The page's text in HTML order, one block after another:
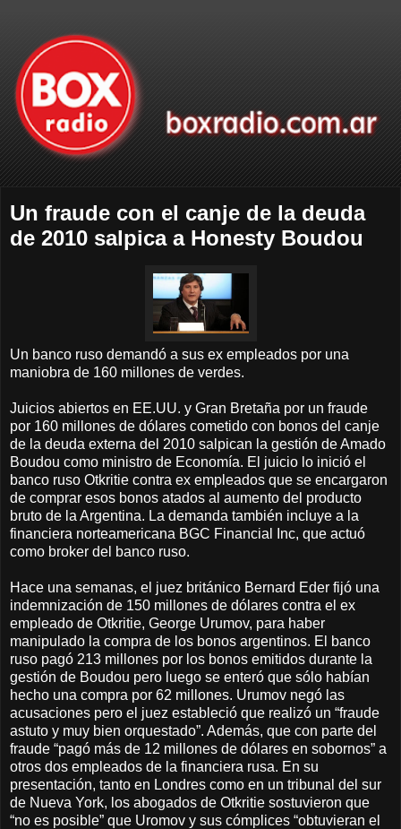
Un fraude con el canje de la deuda
de 2010 salpica a Honesty Boudou
Un banco ruso demandó a sus ex empleados por una
maniobra de 160 millones de verdes.
Juicios abiertos en EE.UU. y Gran Bretaña por un fraude
por 160 millones de dólares cometido con bonos del canje
de la deuda externa del 2010 salpican la gestión de Amado
Boudou como ministro de Economía. El juicio lo inició el
banco ruso Otkritie contra ex empleados que se encargaron
de comprar esos bonos atados al aumento del producto
bruto de la Argentina. La demanda también incluye a la
financiera norteamericana BGC Financial Inc, que actuó
como broker del banco ruso.
Hace una semanas, el juez británico Bernard Eder fijó una
indemnización de 150 millones de dólares contra el ex
empleado de Otkritie, George Urumov, para haber
manipulado la compra de los bonos argentinos. El banco
ruso pagó 213 millones por los bonos emitidos durante la
gestión de Boudou pero luego se enteró que sólo habían
hecho una compra por 62 millones. Urumov negó las
acusaciones pero el juez estableció que realizó un “fraude
astuto y muy bien orquestado”. Además, que con parte del
fraude “pagó más de 12 millones de dólares en sobornos” a
otros dos empleados de la financiera rusa. En su
presentación, tanto en Londres como en un tribunal del sur
de Nueva York, los abogados de Otkritie sostuvieron que
“no es posible” que Uromov y sus cómplices “obtuvieran el